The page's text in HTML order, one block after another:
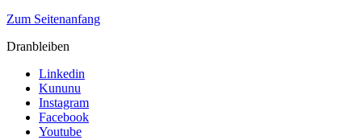
Zum Seitenanfang
Dranbleiben
Linkedin
Kununu
Instagram
Facebook
Youtube